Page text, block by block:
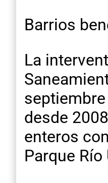
Barrios
La
desde
enteros
Parque Río